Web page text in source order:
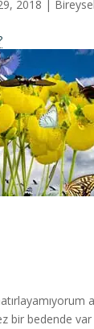
2018 |
bir bedende